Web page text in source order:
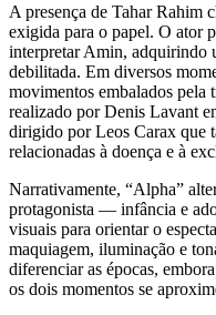
A presença de Tahar Rahim
exigida para o papel. O ator
interpretar Amin, adquirindo
debilitada. Em diversos
movimentos embalados pela
realizado por Denis Lavant
dirigido por Leos Carax que
relacionadas à doença e à
Narrativamente, “Alpha”
protagonista — infância e
visuais para orientar o
maquiagem, iluminação e
diferenciar as épocas,
os dois momentos se